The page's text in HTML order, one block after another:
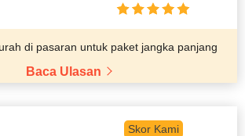
di pasaran untuk paket jangka panjang
Baca Ulasan
Skor Kami